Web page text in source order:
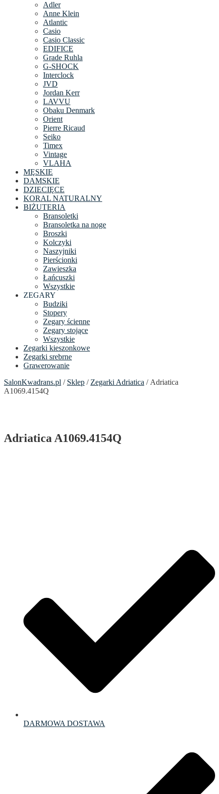
Adler
Anne Klein
Atlantic
Casio
Casio Classic
EDIFICE
Grade Ruhla
G-SHOCK
Interclock
JVD
Jordan Kerr
LAVVU
Obaku Denmark
Orient
Pierre Ricaud
Seiko
Timex
Vintage
VLAHA
MĘSKIE
DAMSKIE
DZIECIĘCE
KORAL NATURALNY
BIŻUTERIA
Bransoletki
Bransoletka na noge
Broszki
Kolczyki
Naszyjniki
Pierścionki
Zawieszka
Łańcuszki
Wszystkie
ZEGARY
Budziki
Stopery
Zegary ścienne
Zegary stojące
Wszystkie
Zegarki kieszonkowe
Zegarki srebrne
Grawerowanie
SalonKwadrans.pl / Sklep / Zegarki Adriatica / Adriatica
A1069.4154Q
Adriatica A1069.4154Q
DARMOWA DOSTAWA